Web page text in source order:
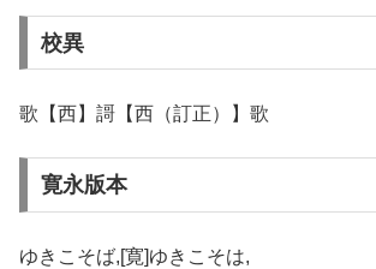
校異
歌【西】謌【西（訂正）】歌
寛永版本
ゆきこそば,[寛]ゆきこそは,